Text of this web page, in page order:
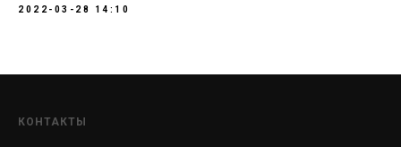
2022-03-28 14:10
КОНТАКТЫ